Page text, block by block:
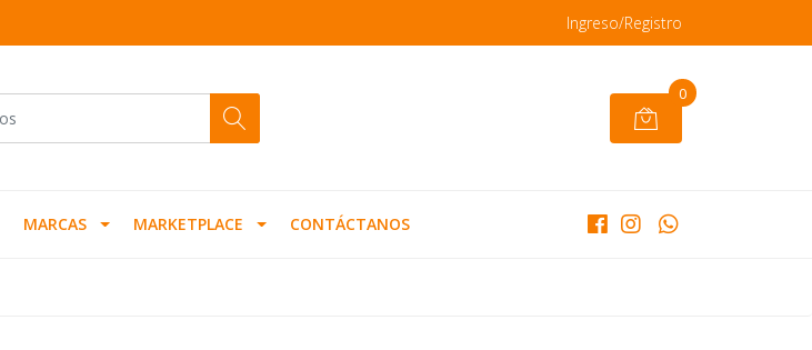
Ingreso/Registro
0
MARCAS MARKETPLACE CONTÁCTANOS